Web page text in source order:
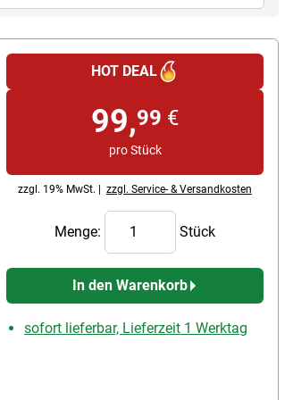
HOT DEAL
99,99 €
pro Stück
zzgl. 19% MwSt. | zzgl. Service- & Versandkosten
Menge: Stück
In den Warenkorb
sofort lieferbar, Lieferzeit 1 Werktag